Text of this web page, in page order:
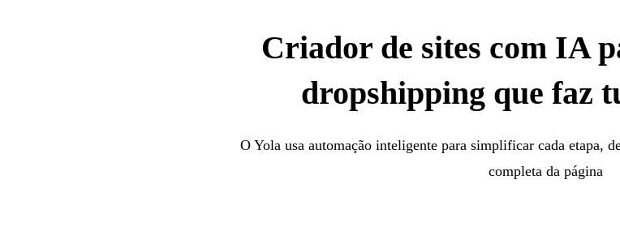
Criador de sites com IA
dropshipping que faz
O Yola usa automação inteligente para simplificar cada etapa,
completa da página